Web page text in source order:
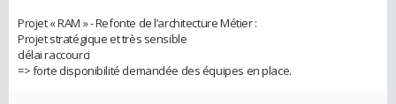
Projet « RAM » - Refonte de l’architecture Métier :
Projet stratégique et très sensible
délai raccourci
=> forte disponibilité demandée des équipes en place.